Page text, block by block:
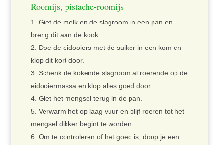
Roomijs, pistache-roomijs
Giet de melk en de slagroom in een pan en
breng dit aan de kook.
Doe de eidooiers met de suiker in een kom en
klop dit kort door.
Schenk de kokende slagroom al roerende op de
eidooiermassa en klop alles goed door.
Giet het mengsel terug in de pan.
Verwarm het op laag vuur en blijf roeren tot het
mengsel dikker begint te worden.
Om te controleren of het goed is, doop je een